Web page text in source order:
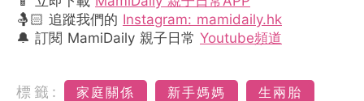
🤱🏻 追蹤我們的 Instagram: mamidaily.hk
🔔 訂閱 MamiDaily 親子日常 Youtube頻道
標籤: 家庭關係 新手媽媽 生兩胎